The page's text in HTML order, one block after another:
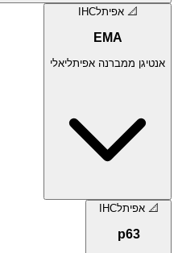
📐 אפיתלIHC
EMA
אנטיגן ממברנה אפיתליאלי
📐 אפיתלIHC
p63